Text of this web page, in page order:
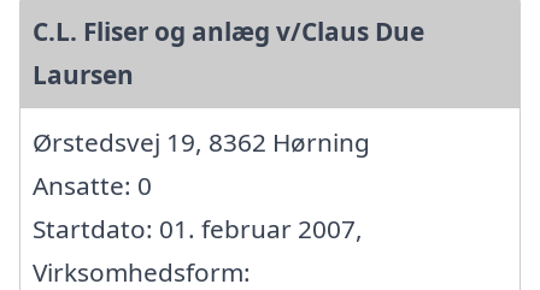
C.L. Fliser og anlæg v/Claus Due
Laursen
Ørstedsvej 19, 8362 Hørning
Ansatte: 0
Startdato: 01. februar 2007,
Virksomhedsform: